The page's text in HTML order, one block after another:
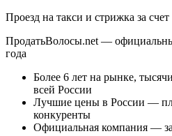
Проезд на такси и стрижка за
ПродатьВолосы.net —
года
Более 6 лет на рынке,
всей России
Лучшие цены в России —
конкуренты
Официальная компания —